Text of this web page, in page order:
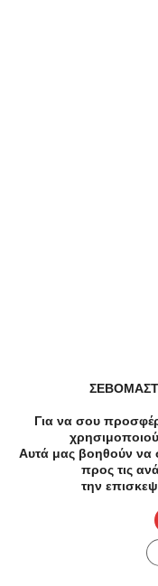
Εκπτωτικοί
ALE
κωδικοί
Metaixmio
Εκπτωτικοί
Για να σου
Αυτά μας βοηθούν να
προς τις
την